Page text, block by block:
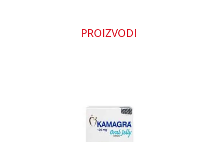
PROIZVODI